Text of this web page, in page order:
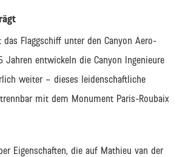
das Flaggschiff unter den Canyon Aero-
Jahren entwickeln die Canyon Ingenieure
weiter – dieses leidenschaftliche
mit dem Monument Paris-Roubaix
Eigenschaften, die auf Mathieu van der